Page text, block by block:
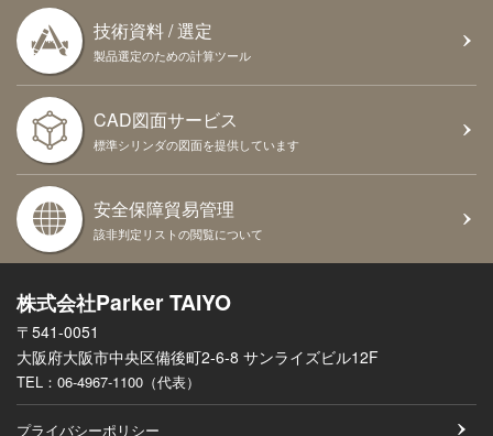
技術資料 / 選定
製品選定のための計算ツール
CAD図面サービス
標準シリンダの図面を提供しています
安全保障貿易管理
該非判定リストの閲覧について
株式会社Parker TAIYO
〒541-0051
大阪府大阪市中央区備後町2-6-8 サンライズビル12F
TEL： 06-4967-1100（代表）
プライバシーポリシー